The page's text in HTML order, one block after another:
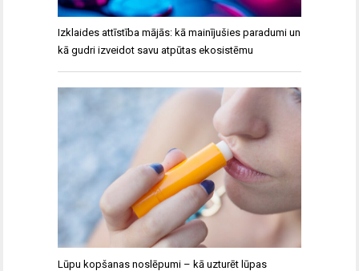
Izklaides attīstība mājās: kā mainījušies paradumi un
kā gudri izveidot savu atpūtas ekosistēmu
Lūpu kopšanas noslēpumi – kā uzturēt lūpas